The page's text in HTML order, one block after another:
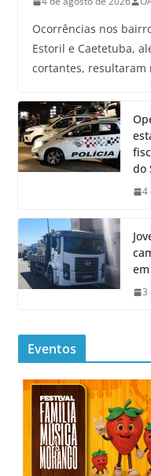
Ocorrências nos
Estoril e Caetetuba,
cortantes, resultaram
do
4
3
Eventos